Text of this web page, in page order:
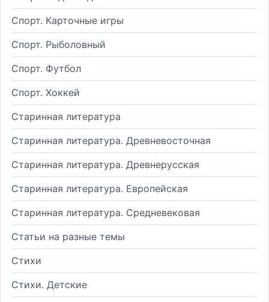
Спорт. Карточные игры
Спорт. Рыболовный
Спорт. Футбол
Спорт. Хоккей
Старинная литература
Старинная литература. Древневосточная
Старинная литература. Древнерусская
Старинная литература. Европейская
Старинная литература. Средневековая
Статьи на разные темы
Стихи
Стихи. Детские